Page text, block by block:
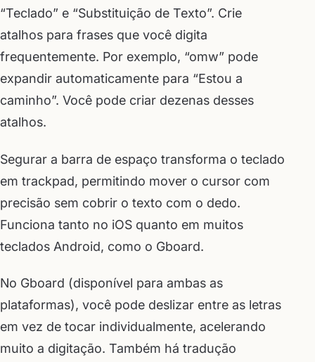
“Teclado” e “Substituição de Texto”. Crie
atalhos para frases que você digita
frequentemente. Por exemplo, “omw” pode
expandir automaticamente para “Estou a
caminho”. Você pode criar dezenas desses
atalhos.
Segurar a barra de espaço transforma o teclado
em trackpad, permitindo mover o cursor com
precisão sem cobrir o texto com o dedo.
Funciona tanto no iOS quanto em muitos
teclados Android, como o Gboard.
No Gboard (disponível para ambas as
plataformas), você pode deslizar entre as letras
em vez de tocar individualmente, acelerando
muito a digitação. Também há tradução